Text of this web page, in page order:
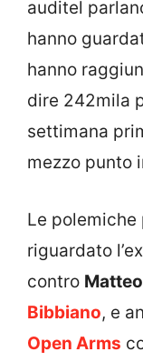
auditel
hanno
hanno
dire 242mila
settimana
mezzo punto
Le
riguardato
contro
Bibbiano, e
Open Arms